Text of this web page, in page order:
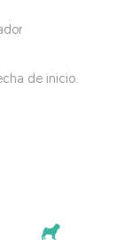
de inicio.